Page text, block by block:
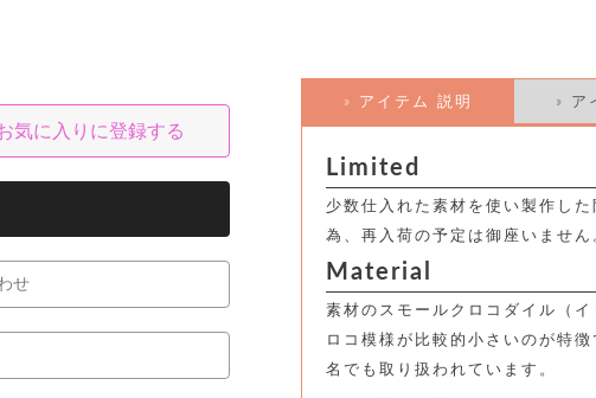
気に入りに登録する
せ
» アイテム 説明 » ア
Limited
少数仕入れた素材を使い製作し
為、再入荷の予定は御座いません
Material
素材のスモールクロコダイル（
ロコ模様が比較的小さいのが特
名でも取り扱われています。